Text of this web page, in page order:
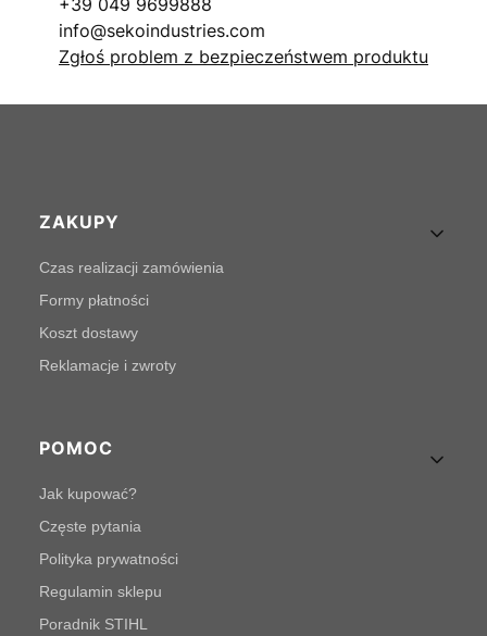
info@sekoindustries.com
Zgłoś problem z bezpieczeństwem produktu
Linki w stopce
ZAKUPY
Czas realizacji zamówienia
Formy płatności
Koszt dostawy
Reklamacje i zwroty
POMOC
Jak kupować?
Częste pytania
Polityka prywatności
Regulamin sklepu
Poradnik STIHL